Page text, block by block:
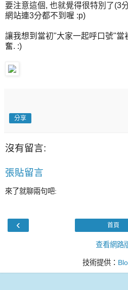
要注意這個, 也就覺得很特別了(3
網站連3分都不到喔 :p)
讓我想到當初"大家一起呼口號"當
奮. :)
分享
沒有留言:
張貼留言
來了就聊兩句吧:
‹ 首頁
查看網路
技術提供：